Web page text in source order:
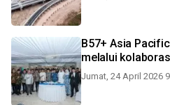
B57+ Asia
melalui
Jumat, 24 April 2026